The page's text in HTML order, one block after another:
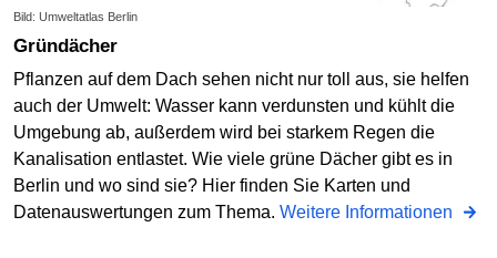
Bild: Umweltatlas Berlin
Gründächer
Pflanzen auf dem Dach sehen nicht nur toll aus, sie helfen
auch der Umwelt: Wasser kann verdunsten und kühlt die
Umgebung ab, außerdem wird bei starkem Regen die
Kanalisation entlastet. Wie viele grüne Dächer gibt es in
Berlin und wo sind sie? Hier finden Sie Karten und
Datenauswertungen zum Thema. Weitere Informationen